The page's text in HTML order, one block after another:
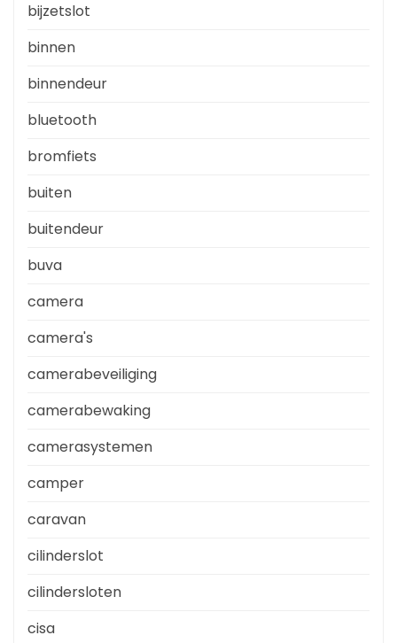
bijzetslot
binnen
binnendeur
bluetooth
bromfiets
buiten
buitendeur
buva
camera
camera's
camerabeveiliging
camerabewaking
camerasystemen
camper
caravan
cilinderslot
cilindersloten
cisa